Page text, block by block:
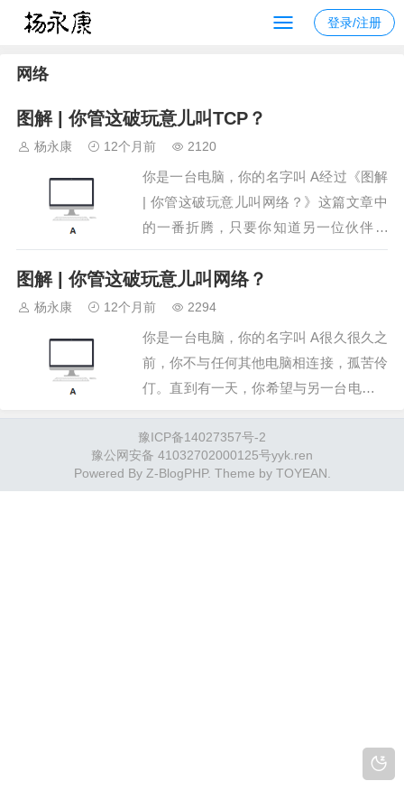
登录/注册
网络
图解 | 你管这破玩意儿叫TCP？
杨永康 12个月前 2120
你是一台电脑，你的名字叫 A经过《图解
| 你管这破玩意儿叫网络？》这篇文章中
的一番折腾，只要你知道另一位伙伴 B
的 IP 地址，且你们之间的网络是通的，
无论多远，你都可以将一个数据包发送给
你的伙伴 B 这就是物理层、数据链路
层、网络层这三层所做的事情。站在第四
层…
图解 | 你管这破玩意儿叫网络？
杨永康 12个月前 2294
你是一台电脑，你的名字叫 A很久很久之
前，你不与任何其他电脑相连接，孤苦伶
仃。直到有一天，你希望与另一台电脑 B
一根网线连接了起来。用一根网线连接起
来怎么就能"通信"了呢？我可以给你讲
IO、讲中断、讲缓冲区，但这不是研究网
豫ICP备14027357号-2
豫公网安备 41032702000125号yyk.ren
Powered By Z-BlogPHP. Theme by TOYEAN